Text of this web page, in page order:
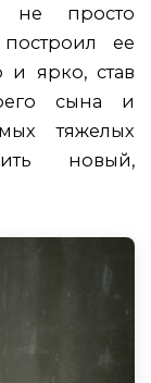
не просто
ее
ярко, став
сына и
тяжелых
новый,